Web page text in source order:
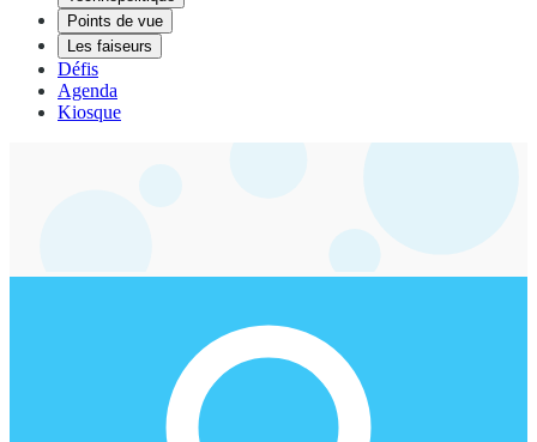
Points de vue
Les faiseurs
Défis
Agenda
Kiosque